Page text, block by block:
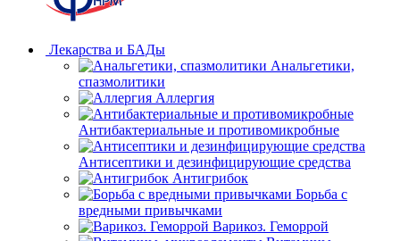
Лекарства и БАДы
Анальгетики,
спазмолитики
Аллергия
Антибактериальные и противомикробные
Антисептики и дезинфицирующие средства
Антигрибок
Борьба с
вредными привычками
Варикоз. Геморрой